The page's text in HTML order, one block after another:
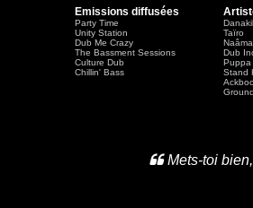
Emissions diffusées
Party Time
Unity Station
Dub Me Crazy
The Bassment Sessions
Culture Dub
Chillin' Bass
Danakil
Taïro
Dub
Puppa
Stand
Mets-toi